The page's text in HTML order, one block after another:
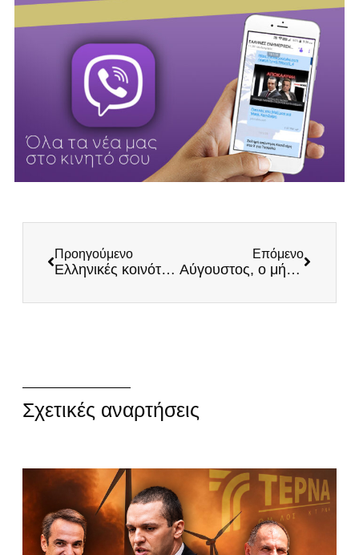
Προηγούμενο
Ελληνικές κοινότητες και Ίων Δραγούμης
Επόμενο
Αύγουστος, ο μήνας της Παναγίας μας!!!
Σχετικές αναρτήσεις